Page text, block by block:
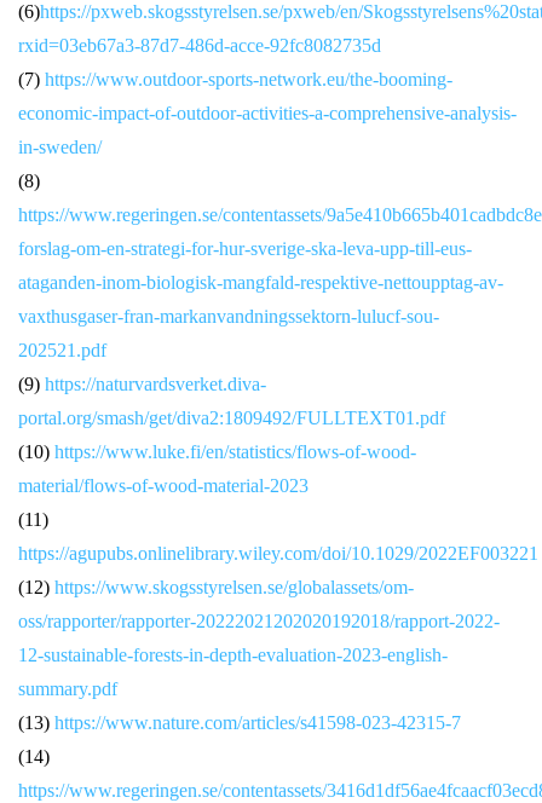
(6)https://pxweb.skogsstyrelsen.se/pxweb/en/
rxid=03eb67a3-87d7-486d-acce-92fc8082735d
(7) https://www.outdoor-sports-network.eu/the-booming-
economic-impact-of-outdoor-activities-a-comprehensive-analysis-
in-sweden/
(8)
https://www.regeringen.se/contentassets/
forslag-om-en-strategi-for-hur-sverige-ska-leva-upp-till-eus-
ataganden-inom-biologisk-mangfald-respektive-nettoupptag-av-
vaxthusgaser-fran-markanvandningssektorn-lulucf-sou-
202521.pdf
(9) https://naturvardsverket.diva-
portal.org/smash/get/diva2:1809492/FULLTEXT01.pdf
(10) https://www.luke.fi/en/statistics/flows-of-wood-
material/flows-of-wood-material-2023
(11)
https://agupubs.onlinelibrary.wiley.com/doi/10.1029/2022EF003221
(12) https://www.skogsstyrelsen.se/globalassets/om-
oss/rapporter/rapporter-20222021202020192018/rapport-2022-
12-sustainable-forests-in-depth-evaluation-2023-english-
summary.pdf
(13) https://www.nature.com/articles/s41598-023-42315-7
(14)
https://www.regeringen.se/contentassets/